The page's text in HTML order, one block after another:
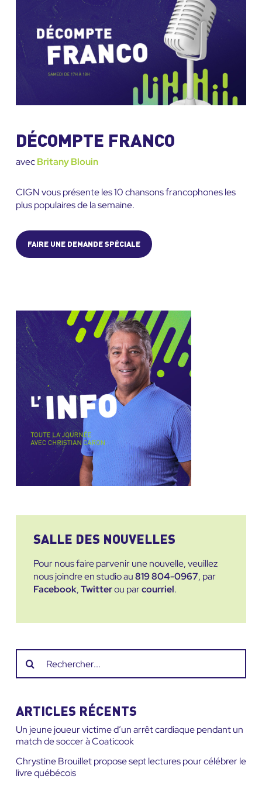
DÉCOMPTE FRANCO
avecBritany Blouin
CIGN vous présente les 10 chansons francophones les
plus populaires de la semaine.
FAIRE UNE DEMANDE SPÉCIALE
SALLE DES NOUVELLES
Pour nous faire parvenir une nouvelle, veuillez
nous joindre en studio au819 804-0967, par
Facebook,Twitterou parcourriel.
Recherche
sur
site
:
ARTICLES RÉCENTS
Un jeune joueur victime d’un arrêt cardiaque pendant un
match de soccer à Coaticook
Chrystine Brouillet propose sept lectures pour célébrer le
livre québécois